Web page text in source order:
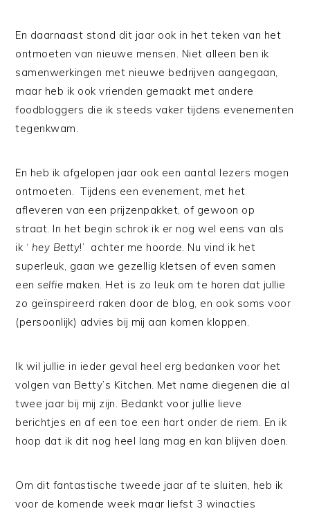
En daarnaast stond dit jaar ook in het teken van het
ontmoeten van nieuwe mensen. Niet alleen ben ik
samenwerkingen met nieuwe bedrijven aangegaan,
maar heb ik ook vrienden gemaakt met andere
foodbloggers die ik steeds vaker tijdens evenementen
tegenkwam.
En heb ik afgelopen jaar ook een aantal lezers mogen
ontmoeten. Tijdens een evenement, met het
afleveren van een prijzenpakket, of gewoon op
straat. In het begin schrok ik er nog wel eens van als
ik ‘ hey Betty!’ achter me hoorde. Nu vind ik het
superleuk, gaan we gezellig kletsen of even samen
eenselfie maken. Het is zo leuk om te horen dat jullie
zo geïnspireerd raken door de blog, en ook soms voor
(persoonlijk) advies bij mij aan komen kloppen.
Ik wil jullie in ieder geval heel erg bedanken voor het
volgen van Betty’s Kitchen. Met name diegenen die al
twee jaar bij mij zijn. Bedankt voor jullie lieve
berichtjes en af een toe een hart onder de riem. En ik
hoop dat ik dit nog heel lang mag en kan blijven doen.
Om dit fantastische tweede jaar af te sluiten, heb ik
voor de komende week maar liefst 3 winacties